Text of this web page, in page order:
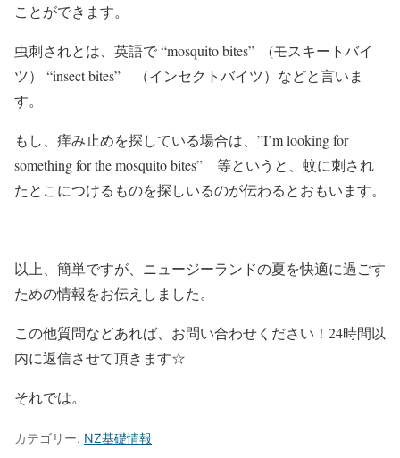
ことができます。
虫刺されとは、英語で “mosquito bites” (モスキートバイ
ツ） “insect bites” （インセクトバイツ）などと言いま
す。
もし、痒み止めを探している場合は、”I’m looking for
something for the mosquito bites” 等というと、蚊に刺され
たとこにつけるものを探しいるのが伝わるとおもいます。
以上、簡単ですが、ニュージーランドの夏を快適に過ごす
ための情報をお伝えしました。
この他質問などあれば、お問い合わせください！24時間以
内に返信させて頂きます☆
それでは。
カテゴリー: NZ基礎情報